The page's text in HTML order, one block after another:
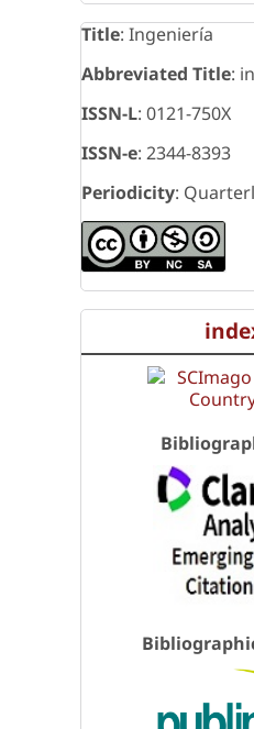
Title: Ingeniería
Abbreviated Title:
ISSN-L: 0121-750X
ISSN-e: 2344-8393
Periodicity: